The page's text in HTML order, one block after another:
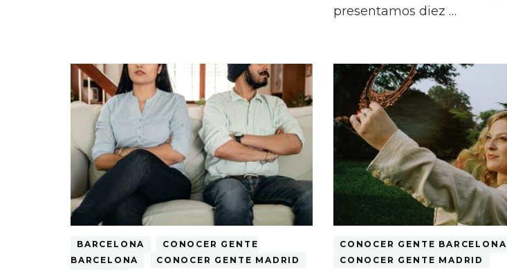
presentamos diez …
BARCELONA
CONOCER GENTE
BARCELONA
CONOCER GENTE MADRID
CONOCER GENTE BARCELONA
CONOCER GENTE MADRID